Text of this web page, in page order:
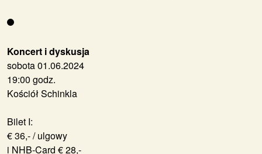
Koncert i dyskusja
sobota 01.06.2024
19:00 godz.
Kościół Schinkla
Bilet I:
€ 36,- / ulgowy
i NHB-Card € 28,-